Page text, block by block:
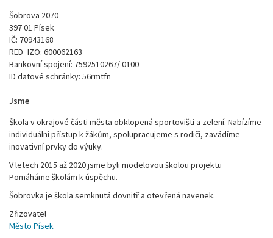
Šobrova 2070
397 01 Písek
IČ: 70943168
RED_IZO: 600062163
Bankovní spojení: 7592510267/ 0100
ID datové schránky: 56rmtfn
Jsme
Škola v okrajové části města obklopená sportovišti a zelení. Nabízíme
individuální přístup k žákům, spolupracujeme s rodiči, zavádíme
inovativní prvky do výuky.
V letech 2015 až 2020 jsme byli modelovou školou projektu
Pomáháme školám k úspěchu.
Šobrovka je škola semknutá dovnitř a otevřená navenek.
Zřizovatel
Město Písek